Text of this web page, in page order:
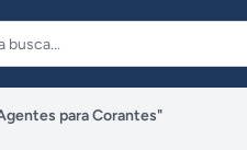
para Corantes"